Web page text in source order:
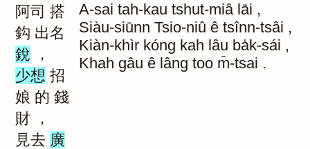
阿司 搭
鈎 出名
銳
，
少想 招
娘 的 錢
財
，
見去 廣
A-sai tah-kau tshut-miâ lāi ,
Siàu-siūnn Tsio-niû ê tsînn-tsâi ,
Kiàn-khìr kóng kah lâu ba̍k-sái ,
Khah gâu ê lâng too m̄-tsai .